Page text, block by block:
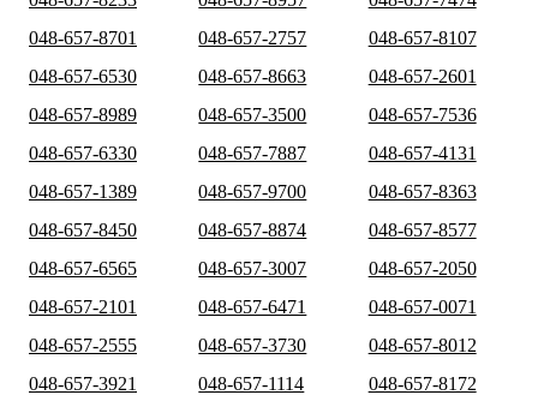
048-657-8701
048-657-2757
048-657-8107
048-657-6530
048-657-8663
048-657-2601
048-657-8989
048-657-3500
048-657-7536
048-657-6330
048-657-7887
048-657-4131
048-657-1389
048-657-9700
048-657-8363
048-657-8450
048-657-8874
048-657-8577
048-657-6565
048-657-3007
048-657-2050
048-657-2101
048-657-6471
048-657-0071
048-657-2555
048-657-3730
048-657-8012
048-657-3921
048-657-1114
048-657-8172